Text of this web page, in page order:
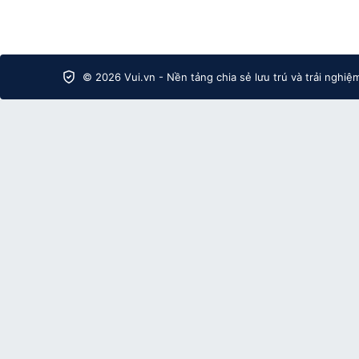
© 2026 Vui.vn - Nền tảng chia sẻ lưu trú và trải